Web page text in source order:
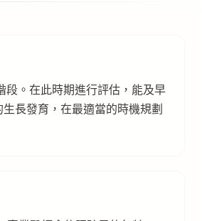
段。在此時期進行評估，能及早
長發育，在最適當的時機規劃